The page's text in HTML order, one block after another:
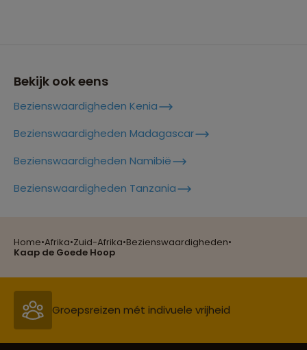
Home•Afrika•Zuid-Afrika•Bezienswaardigheden•
Kaap de Goede Hoop
Krugerpark
Bekijk ook eens
Bezienswaardigheden Kenia
Bezienswaardigheden Madagascar
Bezienswaardigheden Namibië
Bezienswaardigheden Tanzania
Groepsreizen mét indivuele vrijheid
Persoonlijk en deskundig reisadvies